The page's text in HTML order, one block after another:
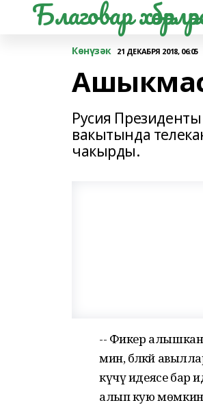
Благовар
Көнүзәк 21 ДЕКАБРЯ 2018, 06:05
Русия
вакытында
чакырды.
-- Фикер
мин, бәләкәй
күчү идеясе бар
алып кую